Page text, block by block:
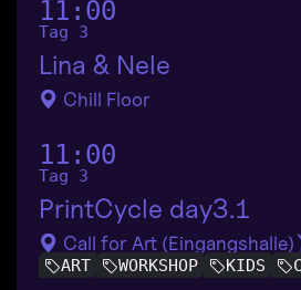
11:00
Tag 3
Lina & Nele
Chill Floor
11:00
Tag 3
PrintCycle day3.1
Call for Art (Eingangshalle)
ART WORKSHOP KIDS